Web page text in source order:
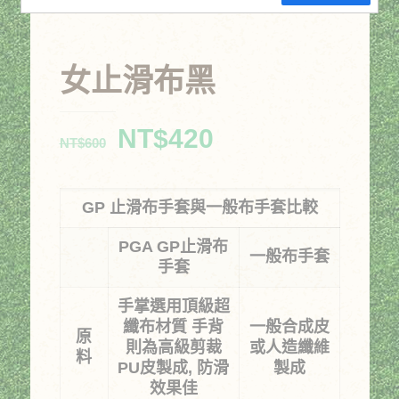
女止滑布黑
NT$600
原
價
格：
NT$600。
NT$420目
價
格：
NT$420。
GP 止滑布手套與一般布手套比較
PGA GP止滑布
手套
一般布手套
原
料
手掌選用頂級超
纖布材質 手背
則為高級剪裁
PU皮製成, 防滑
效果佳
一般合成皮
或人造纖維
製成